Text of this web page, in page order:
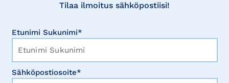
Tilaa ilmoitus sähköpostiisi!
Etunimi Sukunimi*
Sähköpostiosoite*